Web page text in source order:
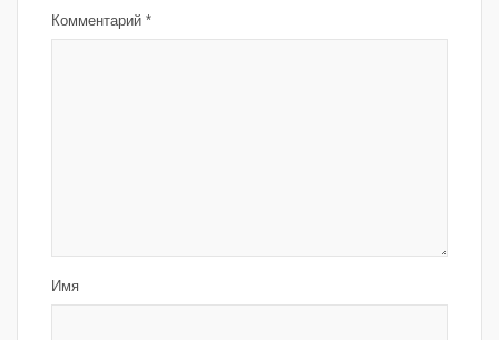
Комментарий *
Имя